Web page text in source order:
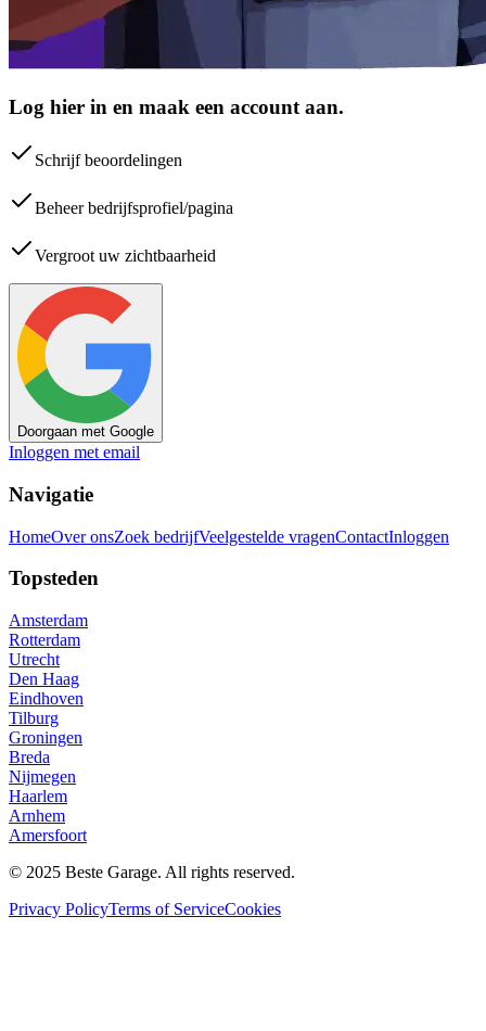
Log hier in en maak een account aan.
Schrijf beoordelingen
Beheer bedrijfsprofiel/pagina
Vergroot uw zichtbaarheid
Doorgaan met Google
Inloggen met email
Navigatie
HomeOver onsZoek bedrijfVeelgestelde vragenContactInloggen
Topsteden
Amsterdam
Rotterdam
Utrecht
Den Haag
Eindhoven
Tilburg
Groningen
Breda
Nijmegen
Haarlem
Arnhem
Amersfoort
© 2025 Beste Garage. All rights reserved.
Privacy PolicyTerms of ServiceCookies